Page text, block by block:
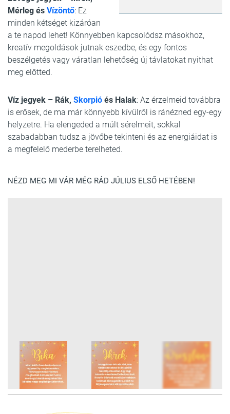
Mérleg és Vízöntő: Ez
minden kétséget kizáróan
a te napod lehet! Könnyebben kapcsolódsz másokhoz,
kreatív megoldások jutnak eszedbe, és egy fontos
beszélgetés vagy váratlan lehetőség új távlatokat nyithat
meg előtted.
Víz jegyek – Rák, Skorpió és Halak: Az érzelmeid továbbra
is erősek, de ma már könnyebb kívülről is ránézned egy-egy
helyzetre. Ha elengeded a múlt sérelmeit, sokkal
szabadabban tudsz a jövőbe tekinteni és az energiáidat is
a megfelelő mederbe terelheted.
NÉZD MEG MI VÁR MÉG RÁD JÚLIUS ELSŐ HETÉBEN!